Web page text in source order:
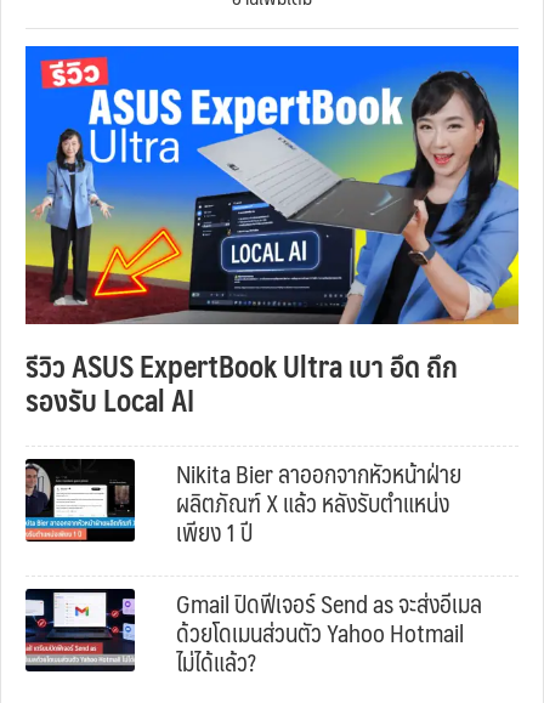
รีวิว ASUS ExpertBook Ultra เบา อึด ถึก
รองรับ Local AI
Nikita Bier ลาออกจากหัวหน้าฝ่าย
ผลิตภัณฑ์ X แล้ว หลังรับตำแหน่ง
เพียง 1 ปี
Gmail ปิดฟีเจอร์ Send as จะส่งอีเมล
ด้วยโดเมนส่วนตัว Yahoo Hotmail
ไม่ได้แล้ว?